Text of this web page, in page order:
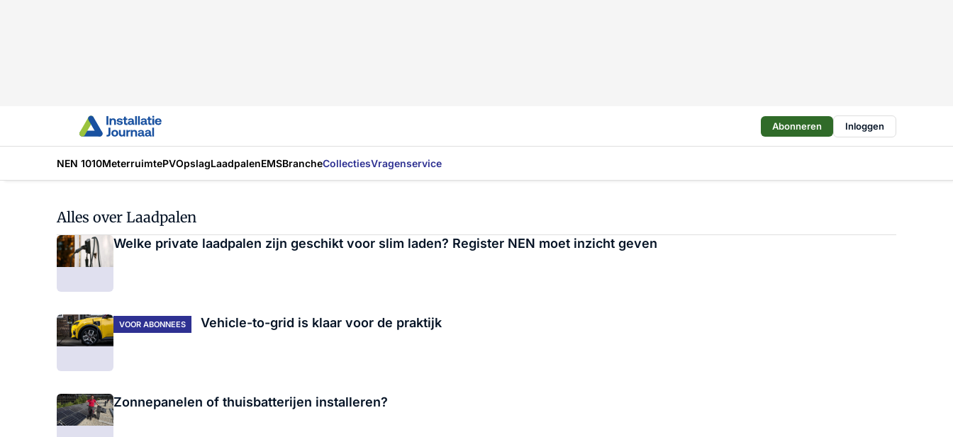
Abonneren Inloggen
NEN 1010MeterruimtePVOpslagLaadpalenEMSBrancheCollectiesVragenservice
Alles over Laadpalen
Welke private laadpalen zijn geschikt voor slim laden? Register NEN moet inzicht geven
VOOR ABONNEES Vehicle-to-grid is klaar voor de praktijk
Zonnepanelen of thuisbatterijen installeren?